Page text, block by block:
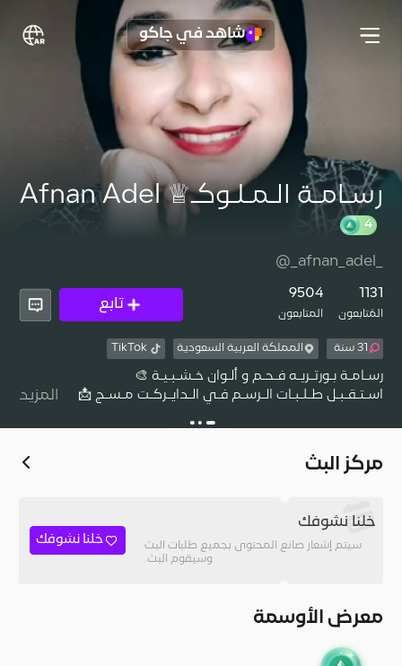
شاهد في جاكو
رسـامـة الـمـلـوكـ♕ Afnan Adel
@_afnan_adel_
1131
المُتابعون
9504
المتابعون
تابع
31 سنة المملكة العربية السعودية TikTok
اسـتـقـبـل طـلـبـات الـرسـم فـي الـدايـركـت مـسـج 📩
المزيد
مركز البث
خلنا نشوفك
سيتم إشعار صانع المحتوى بجميع طلبات البث
وسيقوم البث.
خلنا نشوفك
معرض الأوسمة